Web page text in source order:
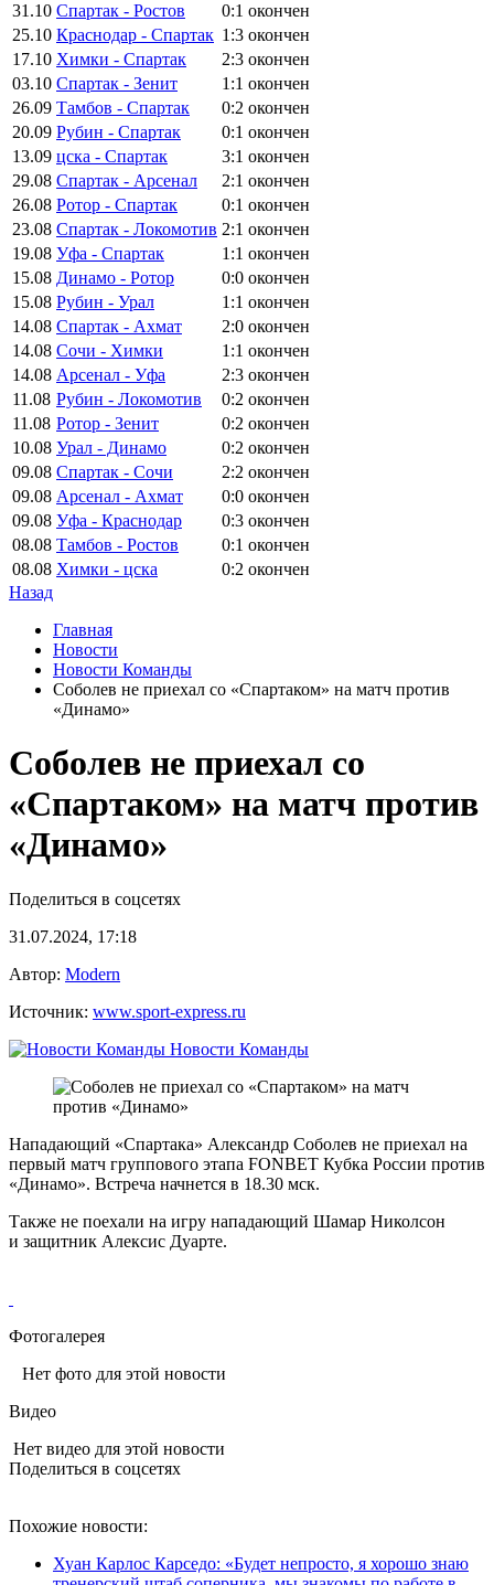
31.10 Спартак - Ростов 0:1 окончен
25.10 Краснодар - Спартак 1:3 окончен
17.10 Химки - Спартак 2:3 окончен
03.10 Спартак - Зенит 1:1 окончен
26.09 Тамбов - Спартак 0:2 окончен
20.09 Рубин - Спартак 0:1 окончен
13.09 цска - Спартак 3:1 окончен
29.08 Спартак - Арсенал 2:1 окончен
26.08 Ротор - Спартак 0:1 окончен
23.08 Спартак - Локомотив 2:1 окончен
19.08 Уфа - Спартак 1:1 окончен
15.08 Динамо - Ротор 0:0 окончен
15.08 Рубин - Урал 1:1 окончен
14.08 Спартак - Ахмат 2:0 окончен
14.08 Сочи - Химки 1:1 окончен
14.08 Арсенал - Уфа 2:3 окончен
11.08 Рубин - Локомотив 0:2 окончен
11.08 Ротор - Зенит 0:2 окончен
10.08 Урал - Динамо 0:2 окончен
09.08 Спартак - Сочи 2:2 окончен
09.08 Арсенал - Ахмат 0:0 окончен
09.08 Уфа - Краснодар 0:3 окончен
08.08 Тамбов - Ростов 0:1 окончен
08.08 Химки - цска 0:2 окончен
Назад
Главная
Новости
Новости Команды
Соболев не приехал со «Спартаком» на матч против
«Динамо»
Соболев не приехал со
«Спартаком» на матч против
«Динамо»
Поделиться в соцсетях
31.07.2024, 17:18
Автор: Modern
Источник: www.sport-express.ru
Новости Команды
Нападающий «Спартака» Александр Соболев не приехал на
первый матч группового этапа FONBET Кубка России против
«Динамо». Встреча начнется в 18.30 мск.
Также не поехали на игру нападающий Шамар Николсон
и защитник Алексис Дуарте.
Фотогалерея
Нет фото для этой новости
Видео
Нет видео для этой новости
Поделиться в соцсетях
Похожие новости:
Хуан Карлос Карседо: «Будет непросто, я хорошо знаю